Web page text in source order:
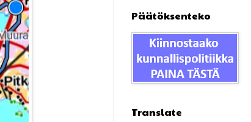
Päätöksenteko
Translate